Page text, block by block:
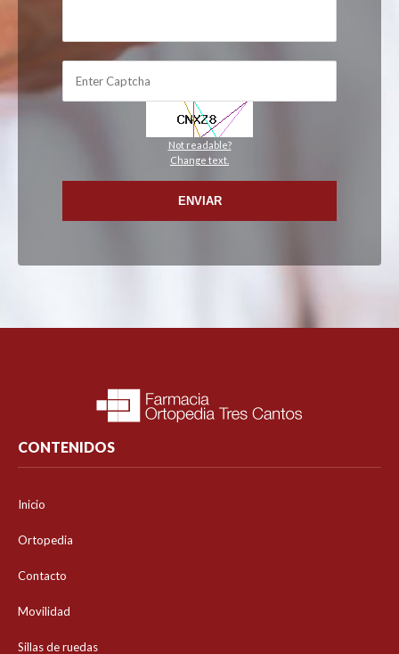
Not readable?
Change text.
ENVIAR
CONTENIDOS
Inicio
Ortopedia
Contacto
Movilidad
Sillas de ruedas